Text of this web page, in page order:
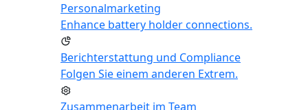
Personalmarketing
Enhance battery holder connections.
Berichterstattung und Compliance
Folgen Sie einem anderen Extrem.
Zusammenarbeit im Team